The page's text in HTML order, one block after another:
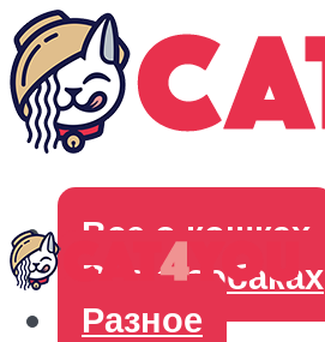
Все о кошках
Все о собаках
Разное